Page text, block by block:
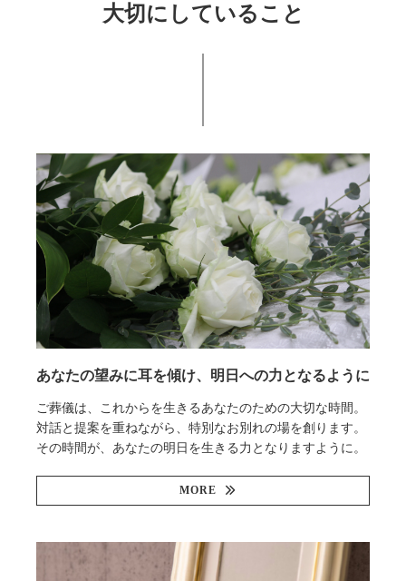
大切にしていること
あなたの望みに耳を傾け、明日への力となるように
ご葬儀は、これからを生きるあなたのための大切な時間。
対話と提案を重ねながら、特別なお別れの場を創ります。
その時間が、あなたの明日を生きる力となりますように。
MORE